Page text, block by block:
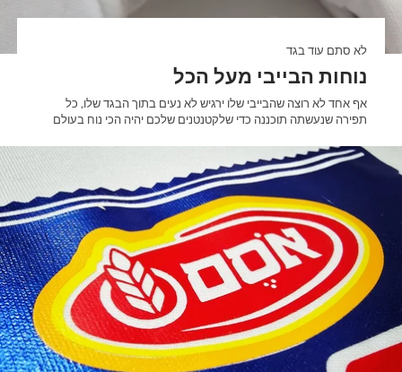
לא סתם עוד בגד
נוחות הבייבי מעל הכל
אף אחד לא רוצה שהבייבי שלו ירגיש לא נעים בתוך הבגד שלו, כל
תפירה שנעשתה תוכננה כדי שלקטנטנים שלכם יהיה הכי נוח בעולם